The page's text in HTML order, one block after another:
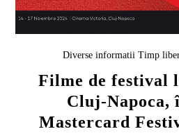
Diverse informatii Timp
Filme de festival
Cluj-Napoca,
Mastercard